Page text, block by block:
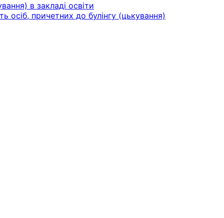
в закладі освіти
осіб, причетних до булінгу (цькування)